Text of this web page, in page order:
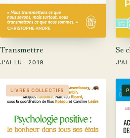
Transmettre
J'AI LU · 2019
Se
J'AI
LIVRES COLLECTIFS